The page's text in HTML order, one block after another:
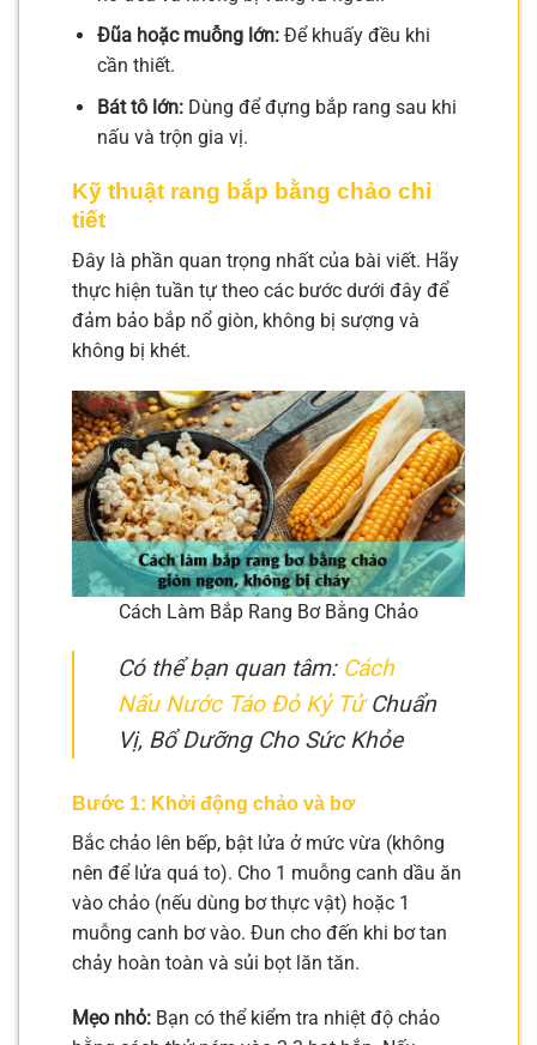
Đũa hoặc muỗng lớn:Để khuấy đều khi
cần thiết.
Bát tô lớn:Dùng để đựng bắp rang sau khi
nấu và trộn gia vị.
Kỹ thuật rang bắp bằng chảo chi
tiết
Đây là phần quan trọng nhất của bài viết. Hãy
thực hiện tuần tự theo các bước dưới đây để
đảm bảo bắp nổ giòn, không bị sượng và
không bị khét.
Cách Làm Bắp Rang Bơ Bằng Chảo
Có thể bạn quan tâm: Cách
Nấu Nước Táo Đỏ Kỷ TửChuẩn
Vị, Bổ Dưỡng Cho Sức Khỏe
Bước 1: Khởi động chảo và bơ
Bắc chảo lên bếp, bật lửa ở mức vừa (không
nên để lửa quá to). Cho 1 muỗng canh dầu ăn
vào chảo (nếu dùng bơ thực vật) hoặc 1
muỗng canh bơ vào. Đun cho đến khi bơ tan
chảy hoàn toàn và sủi bọt lăn tăn.
Mẹo nhỏ: Bạn có thể kiểm tra nhiệt độ chảo